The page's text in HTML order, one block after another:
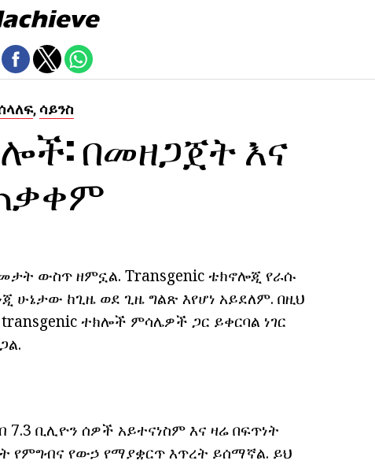
, ሳይንስ
በመዘጋጀት እና
ውስጥ ዘምኗል. Transgenic ቴክኖሎጂ የራሱ
ከጊዜ ወደ ጊዜ ግልጽ እየሆነ አይደለም. በዚህ
ተክሎች ምሳሌዎች ጋር ይቀርባል ነገር
ቢሊዮን ሰዎች አይተናነስም እና ዛሬ በፍጥነት
የምግብና የውኃ የማያቋርጥ እጥረት ይሰማኛል. ይህ